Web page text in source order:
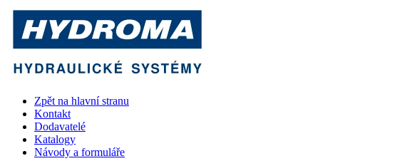
Zpět na hlavní stranu
Kontakt
Dodavatelé
Katalogy
Návody a formuláře